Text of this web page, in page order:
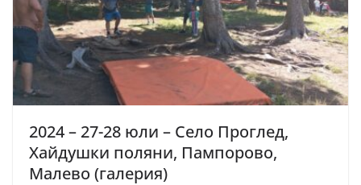
2024 – 27-28 юли – Село Проглед,
Хайдушки поляни, Пампорово,
Малево (галерия)